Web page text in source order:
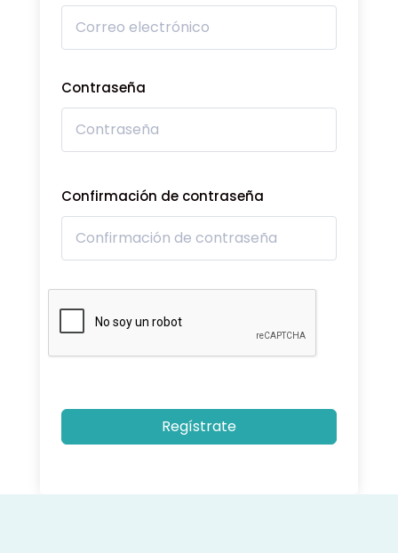
Contraseña
Confirmación de contraseña
Regístrate